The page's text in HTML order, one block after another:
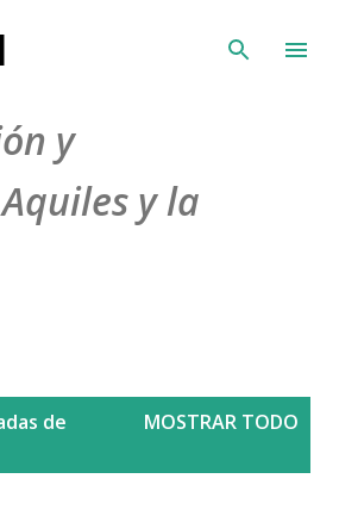
contenido principal
y
y la
de
MOSTRAR TODO